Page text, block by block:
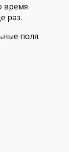
время
раз.
поля.